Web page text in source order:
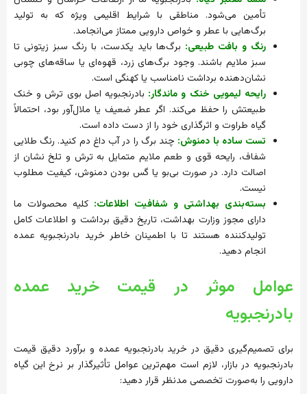
تأمین می‌شود. مناطقی با شرایط اقلیمی ویژه که به تولید
برگ‌هایی با عطر و خواص دارویی ممتاز می‌انجامد.
رنگ و بافت طبیعی: برگ‌ها باید یکدست، با رنگ سبز زیتونی تا
سبز ملایم باشند. وجود برگ‌های زرد، قهوه‌ای یا ساقه‌های چوبی
نشان‌دهنده برداشت نامناسب یا کهنگی است.
رایحه لیمویی خنک و ماندگار: بادرنجبویه اصل بوی ترش و خنک
طبیعتش را حفظ می‌کند. اگر عطر ضعیف یا ملال‌آور بود، احتمالاً
گیاه طراوت و اثرگذاری خود را از دست داده است.
تست ساده با دمنوش: چند برگ را در آب داغ دم کنید. رنگ طلایی
شفاف، رایحه قوی و طعم ملایم متمایل به ترش و تلخ نشان از
اصالت دارد. در صورت بی‌بو یا گس بودن دمنوش، کیفیت مطلوب
نیست.
بسته‌بندی بهداشتی و شفافیت اطلاعات: کلیه محصولات ما
دارای مجوز وزارت بهداشت، تاریخ دقیق برداشت و اطلاعات کامل
تولیدکننده هستند تا با اطمینان خاطر خرید بادرنجبویه عمده
انجام دهید.
عوامل موثر در قیمت خرید عمده
بادرنجبویه
برای تصمیم‌گیری دقیق در خرید بادرنجبویه عمده و برآورد دقیق قیمت
بادرنجبویه در بازار، لازم است مهم‌ترین عوامل تأثیرگذار بر نرخ این گیاه
دارویی را به‌صورت تخصصی مدنظر قرار دهید: